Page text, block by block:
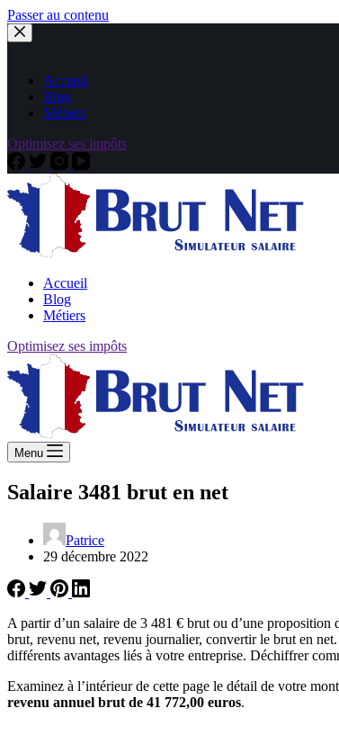
Passer au contenu
Accueil
Blog
Métiers
Optimisez ses impôts
Accueil
Blog
Métiers
Optimisez ses impôts
Menu
Salaire 3481 brut en net
Patrice
29 décembre 2022
A partir d’un salaire de 3 481 € brut ou d’une
brut, revenu net, revenu journalier, convertir le brut en
différents avantages liés à votre entreprise. Déchiffrer
Examinez à l’intérieur de cette page le détail de votre
revenu annuel brut de 41 772,00 euros.